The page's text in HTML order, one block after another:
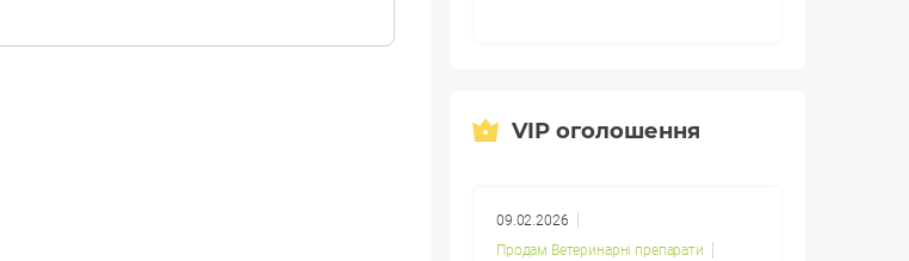
VIP оголошення
09.02.2026
Продам Ветеринарні препарати